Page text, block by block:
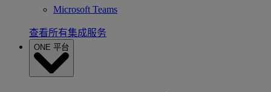
Microsoft Teams
查看所有集成服务
ONE 平台